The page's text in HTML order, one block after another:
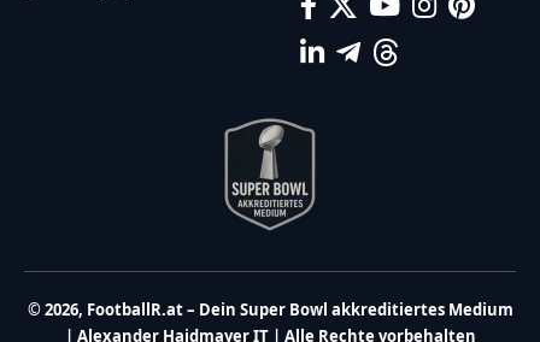
© 2026, FootballR.at – Dein Super Bowl akkreditiertes Medium
| Alexander Haidmayer IT | Alle Rechte vorbehalten